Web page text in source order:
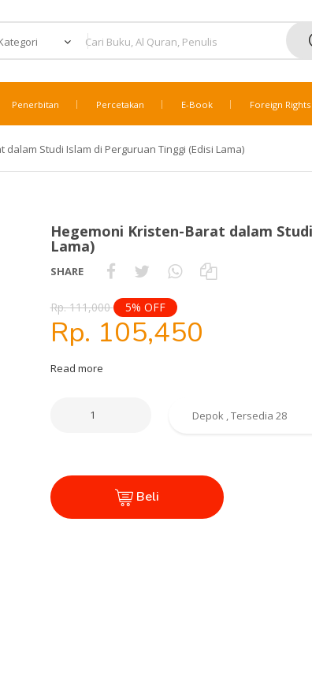
Penerbitan Percetakan E-Book Foreign Rights
dalam Studi Islam di Perguruan Tinggi (Edisi Lama)
Hegemoni Kristen-Barat dalam
Lama)
SHARE
Rp. 111,000 5% OFF
Rp. 105,450
Read more
Beli